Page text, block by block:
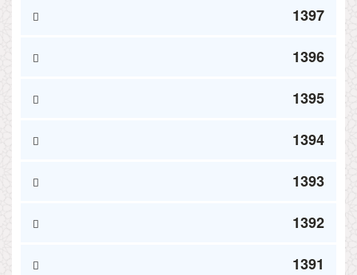
1397
1396
1395
1394
1393
1392
1391